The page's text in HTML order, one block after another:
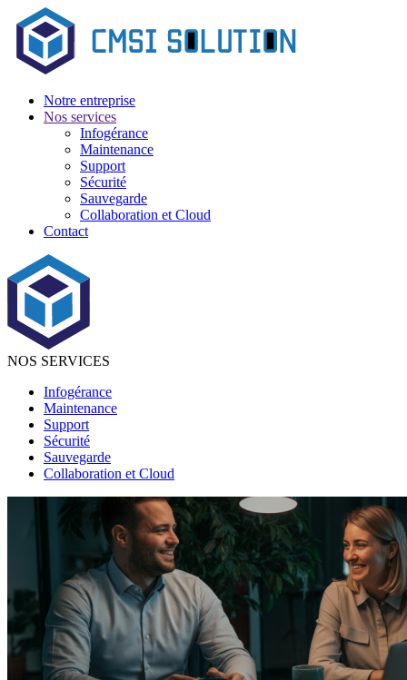
Notre entreprise
Nos services
Infogérance
Maintenance
Support
Sécurité
Sauvegarde
Collaboration et Cloud
Contact
NOS SERVICES
Infogérance
Maintenance
Support
Sécurité
Sauvegarde
Collaboration et Cloud